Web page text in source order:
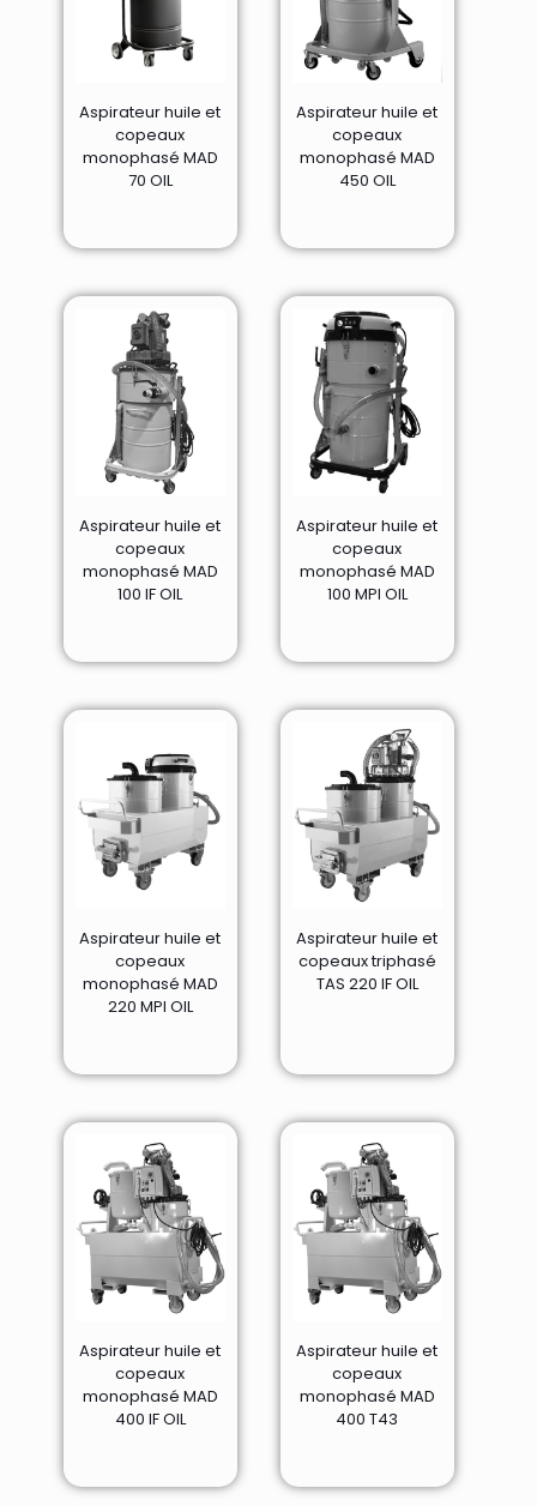
Aspirateur huile et
copeaux
monophasé MAD
70 OIL
Aspirateur huile et
copeaux
monophasé MAD
450 OIL
Aspirateur huile et
copeaux
monophasé MAD
100 IF OIL
Aspirateur huile et
copeaux
monophasé MAD
100 MPI OIL
Aspirateur huile et
copeaux
monophasé MAD
220 MPI OIL
Aspirateur huile et
copeaux triphasé
TAS 220 IF OIL
Aspirateur huile et
copeaux
monophasé MAD
400 IF OIL
Aspirateur huile et
copeaux
monophasé MAD
400 T43